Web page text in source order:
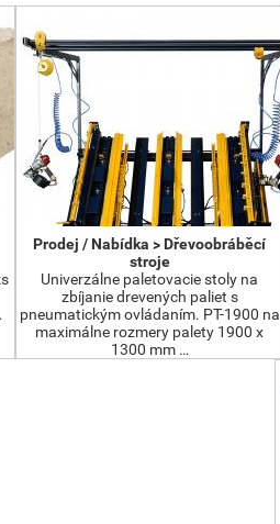
Prodej / Nabídka > Dřevoobráběcí
stroje
Univerzálne paletovacie stoly na
zbíjanie drevených paliet s
pneumatickým ovládaním. PT-1900 na
maximálne rozmery palety 1900 x
1300 mm …